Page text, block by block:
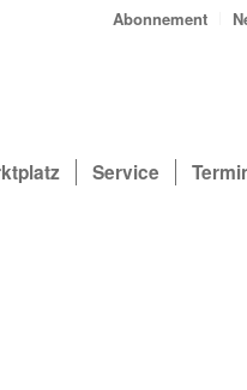
Abonnement
Service